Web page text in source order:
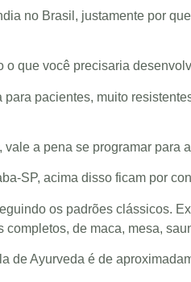
no Brasil, justamente por
o que você precisaria
pacientes, muito
a pena se programar
SP, acima disso ficam por
os padrões clássicos.
de maca, mesa,
de Ayurveda é de